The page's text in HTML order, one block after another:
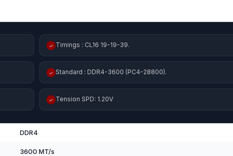
✓ Timings : CL16 19-19-39.
✓ Standard : DDR4-3600 (PC4-28800).
✓ Tension SPD: 1.20V
DDR4
3600 MT/s